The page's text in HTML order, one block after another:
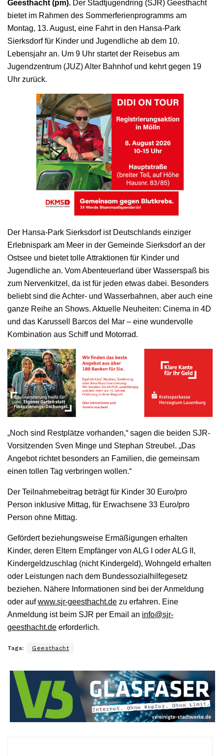
Geesthacht (pm). Der Stadtjugendring (SJR) Geesthacht
bietet im Rahmen des Sommerferienprogramms am
Montag, 13. August, eine Fahrt in den Hansa-Park
Sierksdorf für Kinder und Jugendliche ab dem 10.
Lebensjahr an. Um 9 Uhr startet der Reisebus am
Jugendzentrum (JUZ) Alter Bahnhof und kehrt gegen 19
Uhr zurück.
Der Hansa-Park Sierksdorf ist Deutschlands einziger
Erlebnispark am Meer in der Gemeinde Sierksdorf an der
Ostsee und bietet tolle Attraktionen für Kinder und
Jugendliche an. Vom Abenteuerland über Wasserspaß bis
zum Nervenkitzel, da ist für jeden etwas dabei. Besonders
beliebt sind die Achter- und Wasserbahnen, aber auch eine
ganze Reihe an Shows. Aktuelle Neuheiten: Cinema in 4D
und das Karussell Barcos del Mar – eine wundervolle
Kombination aus Schiff und Motorrad.
„Noch sind Restplätze vorhanden,“ sagen die beiden SJR-
Vorsitzenden Sven Minge und Stephan Streubel. „Das
Angebot richtet besonders an Familien, die gemeinsam
einen tollen Tag verbringen wollen.“
Der Teilnahmebeitrag beträgt für Kinder 30 Euro/pro
Person inklusive Mittag, für Erwachsene 33 Euro/pro
Person ohne Mittag.
Gefördert beziehungsweise Ermäßigungen erhalten
Kinder, deren Eltern Empfänger von ALG I oder ALG II,
Kindergeldzuschlag (nicht Kindergeld), Wohngeld erhalten
oder Leistungen nach dem Bundessozialhilfegesetz
beziehen. Nähere Informationen sind bei der Anmeldung
oder aufwww.sjr-geesthacht.de zu erfahren. Eine
Anmeldung ist beim SJR per Email an info@sjr-
geesthacht.de erforderlich.
Tags: Geesthacht